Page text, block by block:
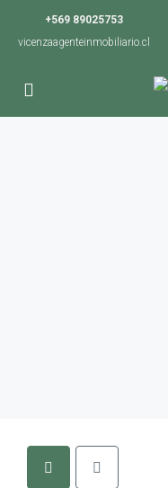
+569 89025753
vicenzaagenteinmobiliario.cl